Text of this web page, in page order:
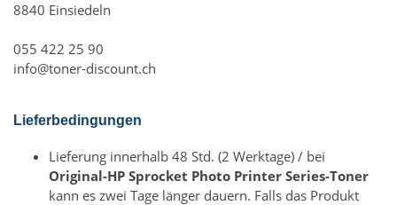
8840 Einsiedeln
055 422 25 90
info@toner-discount.ch
Lieferbedingungen
Lieferung innerhalb 48 Std. (2 Werktage) / bei
Original-HP Sprocket Photo Printer Series-Toner
kann es zwei Tage länger dauern. Falls das Produkt